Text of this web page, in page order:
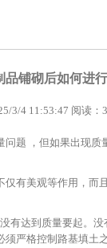
品铺砌后如何进
3/4 11:53:47 阅读：
题 ，但如果出现
有美观等作用，而
有达到质量要起。
严格控制路基填土